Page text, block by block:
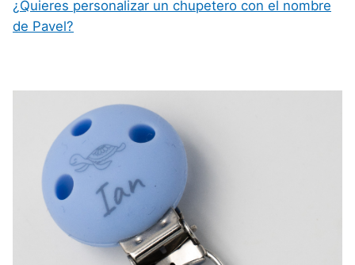
¿Quieres personalizar un chupetero con el nombre
de Pavel?